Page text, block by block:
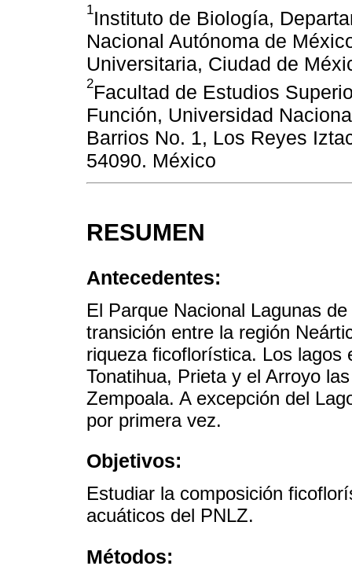
1Instituto de Biología,
Nacional Autónoma de
Universitaria, Ciudad de
2Facultad de Estudios
Función, Universidad
Barrios No. 1, Los Reyes
54090. México
RESUMEN
Antecedentes:
El Parque Nacional Lagunas
transición entre la región
riqueza ficoflorística. Los lagos
Tonatihua, Prieta y el Arroyo
Zempoala. A excepción del
por primera vez.
Objetivos:
Estudiar la composición
acuáticos del PNLZ.
Métodos: